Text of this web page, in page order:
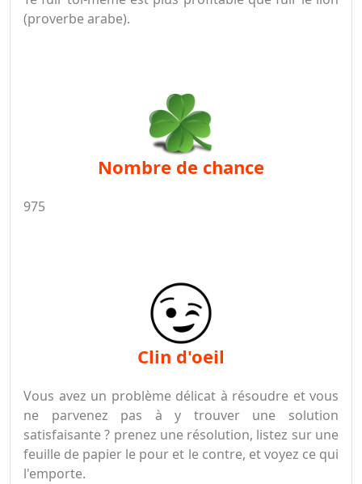
(proverbe arabe).
nombre de chance
975
clin d'oeil
Vous avez un problème délicat à résoudre et vous
ne parvenez pas à y trouver une solution
satisfaisante ? prenez une résolution, listez sur une
feuille de papier le pour et le contre, et voyez ce qui
l'emporte.